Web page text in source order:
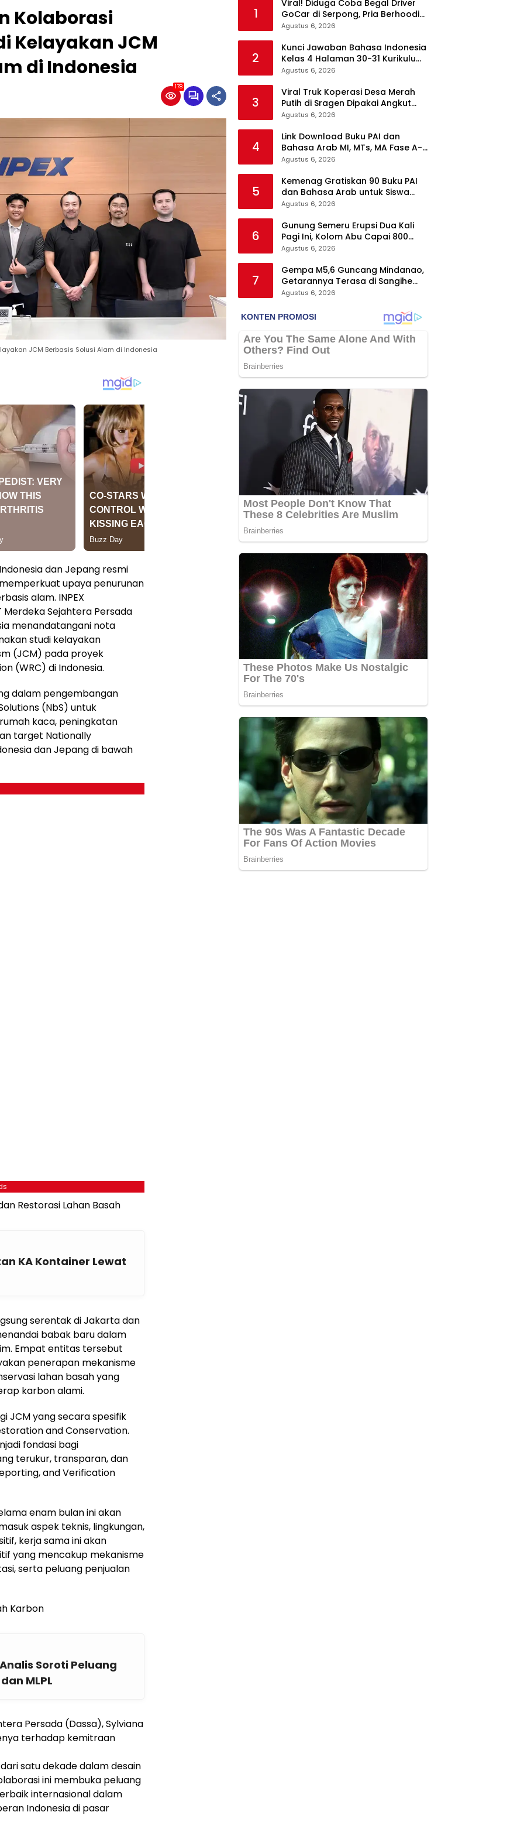
Kolaborasi
Kelayakan JCM
di Indonesia
178
JCM Berbasis Solusi Alam di Indonesia
dan Jepang resmi
upaya penurunan
alam. INPEX
Merdeka Sejahtera Persada
menandatangani nota
studi kelayakan
(JCM) pada proyek
(WRC) di Indonesia.
dalam pengembangan
(NbS) untuk
kaca, peningkatan
target Nationally
dan Jepang di bawah
Restorasi Lahan Basah
KA Kontainer Lewat
serentak di Jakarta dan
babak baru dalam
Empat entitas tersebut
penerapan mekanisme
lahan basah yang
karbon alami.
JCM yang secara spesifik
and Conservation.
fondasi bagi
terukur, transparan, dan
and Verification
enam bulan ini akan
aspek teknis, lingkungan,
kerja sama ini akan
yang mencakup mekanisme
serta peluang penjualan
Karbon
Soroti Peluang
MLPL
Persada (Dassa), Sylviana
terhadap kemitraan
satu dekade dalam desain
ini membuka peluang
internasional dalam
Indonesia di pasar
1
Viral! Diduga Coba Begal Driver
GoCar di Serpong, Pria Berhoodie
Hitam Diamankan Warga dan
Agustus 6, 2026
2
Kunci Jawaban Bahasa Indonesia
Kelas 4 Halaman 30-31 Kurikulum
Merdeka, Menyimak Teks Kepala
Agustus 6, 2026
3
Viral Truk Koperasi Desa Merah
Putih di Sragen Dipakai Angkut
Tebu, Kodim Langsung Turun
Agustus 6, 2026
4
Link Download Buku PAI dan
Bahasa Arab MI, MTs, MA Fase A-F
Gratis, Lengkap Semua Mata
Agustus 6, 2026
5
Kemenag Gratiskan 90 Buku PAI
dan Bahasa Arab untuk Siswa
Madrasah di Semua Jenjang
Agustus 6, 2026
6
Gunung Semeru Erupsi Dua Kali
Pagi Ini, Kolom Abu Capai 800
Meter
Agustus 6, 2026
7
Gempa M5,6 Guncang Mindanao,
Getarannya Terasa di Sangihe
dan Talaud
Agustus 6, 2026